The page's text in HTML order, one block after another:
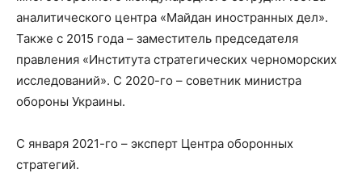
аналитического центра «Майдан иностранных дел».
Также с 2015 года – заместитель председателя
правления «Института стратегических черноморских
исследований». С 2020-го – советник министра
обороны Украины.
С января 2021-го – эксперт Центра оборонных
стратегий.